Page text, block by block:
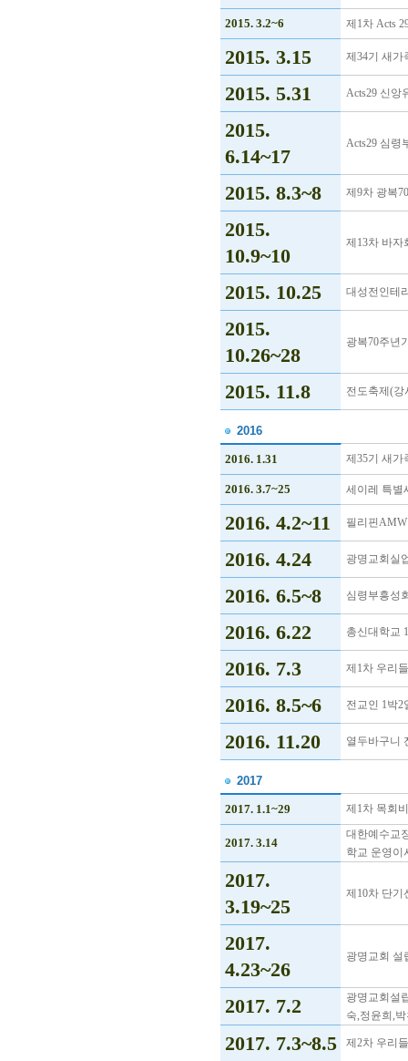
2015. 3.2~6 제1차 Acts
2015. 3.15 제34기 새가
2015. 5.31 Acts29 신앙
2015.
6.14~17
Acts29 심령
2015. 8.3~8 제9차 광복
2015.
10.9~10
제13차 바자
2015. 10.25 대성전인테
2015.
10.26~28
광복70주년
2015. 11.8 전도축제(강
2016
2016. 1.31 제35기 새가
2016. 3.7~25 세이레 특별
2016. 4.2~11 필리핀
2016. 4.24 광명교회실
2016. 6.5~8 심령부흥성
2016. 6.22 총신대학교
2016. 7.3 제1차 우리
2016. 8.5~6 전교인 1박
2016. 11.20 열두바구니
2017
2017. 1.1~29 제1차 목회
2017. 3.14
대한예수교
학교 운영이
2017.
3.19~25
제10차 단기
2017.
4.23~26
광명교회 설
2017. 7.2
광명교회설
숙,정윤희,
2017. 7.3~8.5 제2차 우리